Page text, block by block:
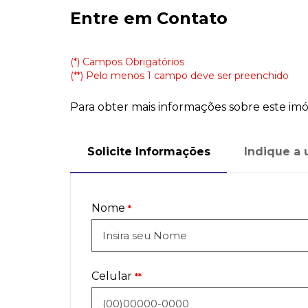
Entre em Contato
(*) Campos Obrigatórios
(**) Pelo menos 1 campo deve ser preenchido
Para obter mais informações sobre este
Solicite Informações Indique a
Nome *
Celular **